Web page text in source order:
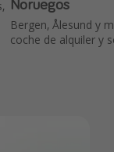
Bergen, Ålesund y
coche de alquiler y